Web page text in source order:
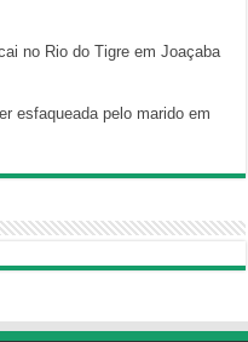
no Rio do Tigre em Joaçaba
esfaqueada pelo marido em